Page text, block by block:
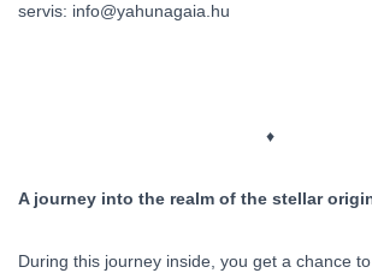
servis: info@yahunagaia.hu
♦
A journey into the realm of the stellar
During this journey inside, you get a chance